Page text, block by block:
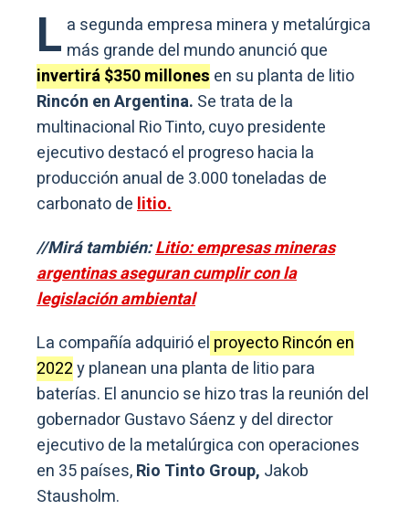
L a segunda empresa minera y metalúrgica
más grande del mundo anunció que
invertirá $350 millones en su planta de litio
Rincón en Argentina. Se trata de la
multinacional Rio Tinto, cuyo presidente
ejecutivo destacó el progreso hacia la
producción anual de 3.000 toneladas de
carbonato delitio.
//Mirá también:Litio: empresas mineras
argentinas aseguran cumplir con la
legislación ambiental
La compañía adquirió el proyecto Rincón en
2022y planean una planta de litio para
baterías. El anuncio se hizo tras la reunión del
gobernador Gustavo Sáenz y del director
ejecutivo de la metalúrgica con operaciones
en 35 países,Rio Tinto Group, Jakob
Stausholm.